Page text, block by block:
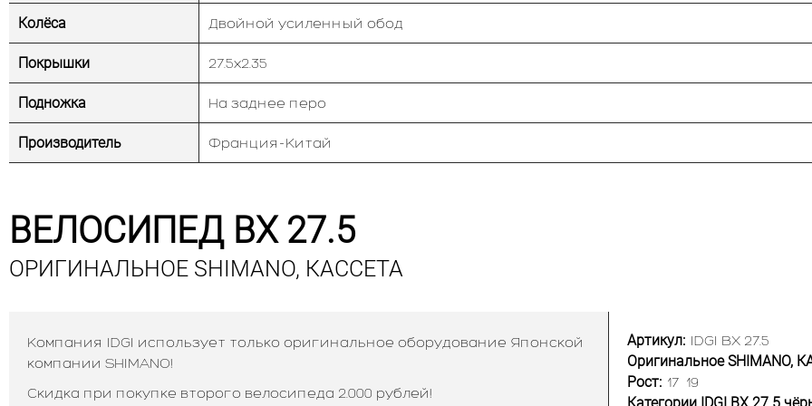
Колёса Двойной усиленный обод
Покрышки 27.5х2.35
Подножка На заднее перо
Производитель Франция-Китай
ВЕЛОСИПЕД BX 27.5
ОРИГИНАЛЬНОЕ SHIMANO, КАССЕТА
Компания IDGI использует только оригинальное оборудование Японской
компании SHIMANO!
Скидка при покупке второго велосипеда 2.000 рублей!
Артикул: IDGI BX 27.5
Оригинальное SHIMANO,
Рост: 17 19
Категории IDGI BX 27.5